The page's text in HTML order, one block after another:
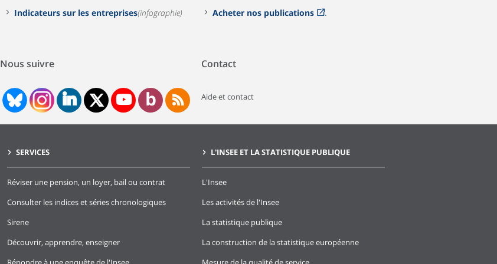
Indicateurs sur les entreprises(infographie) Acheter nos publications .
Nous suivre Contact
Aide et contact
SERVICES
Réviser une pension, un loyer, bail ou contrat
Consulter les indices et séries chronologiques
Sirene
Découvrir, apprendre, enseigner
L'INSEE ET LA STATISTIQUE PUBLIQUE
L'Insee
Les activités de l'Insee
La statistique publique
La construction de la statistique européenne